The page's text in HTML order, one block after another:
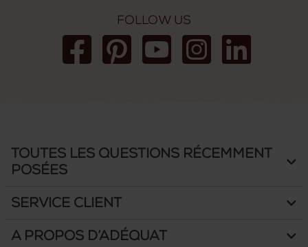
Follow us
Toutes les questions récemment
posées
Service client
A propos d’Adéquat